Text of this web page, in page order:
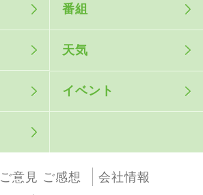
番組
天気
イベント
ご意見 ご感想
会社情報